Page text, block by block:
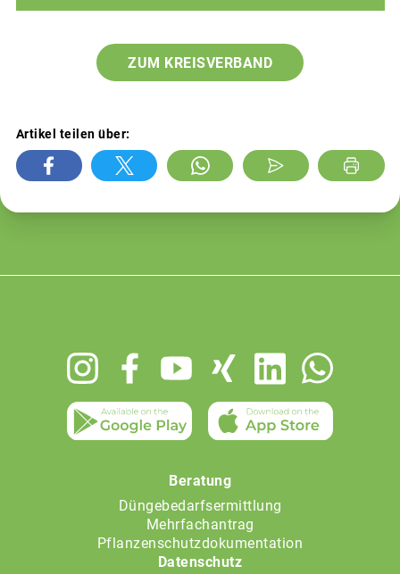
ZUM KREISVERBAND
Artikel teilen über:
Beratung
Düngebedarfsermittlung
Mehrfachantrag
Pflanzenschutzdokumentation
Datenschutz